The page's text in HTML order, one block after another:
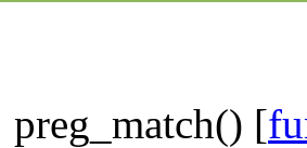
preg_match() [